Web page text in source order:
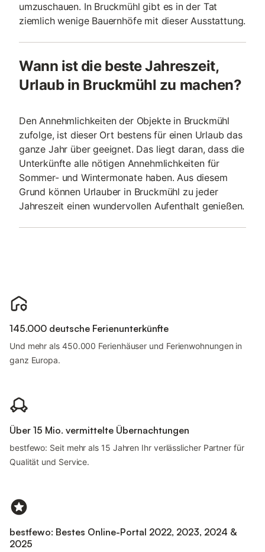
umzuschauen. In Bruckmühl gibt es in der Tat
ziemlich wenige Bauernhöfe mit dieser Ausstattung.
Wann ist die beste Jahreszeit,
Urlaub in Bruckmühl zu machen?
Den Annehmlichkeiten der Objekte in Bruckmühl
zufolge, ist dieser Ort bestens für einen Urlaub das
ganze Jahr über geeignet. Das liegt daran, dass die
Unterkünfte alle nötigen Annehmlichkeiten für
Sommer- und Wintermonate haben. Aus diesem
Grund können Urlauber in Bruckmühl zu jeder
Jahreszeit einen wundervollen Aufenthalt genießen.
145.000 deutsche Ferienunterkünfte
Und mehr als 450.000 Ferienhäuser und Ferienwohnungen in
ganz Europa.
Über 15 Mio. vermittelte Übernachtungen
bestfewo: Seit mehr als 15 Jahren Ihr verlässlicher Partner für
Qualität und Service.
bestfewo: Bestes Online-Portal 2022, 2023, 2024 &
2025